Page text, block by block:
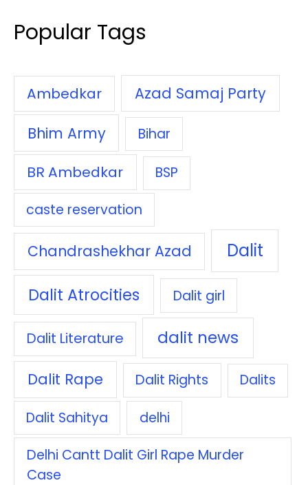
Popular Tags
Ambedkar
Azad Samaj Party
Bhim Army
Bihar
BR Ambedkar
BSP
caste reservation
Chandrashekhar Azad Dalit
Dalit Atrocities Dalit girl
Dalit Literature dalit news
Dalit Rape Dalit Rights Dalits
Dalit Sahitya delhi
Delhi Cantt Dalit Girl Rape Murder
Case